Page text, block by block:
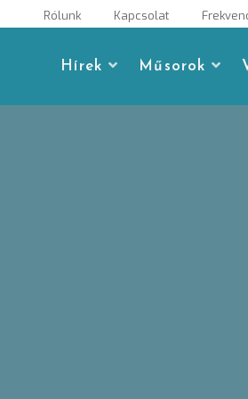
Rólunk Kapcsolat
Hírek Műsorok